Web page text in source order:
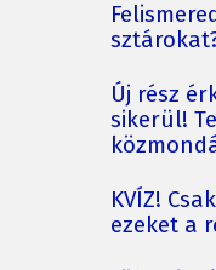
Új rész
sikerül!
KVÍZ!
ezeket a